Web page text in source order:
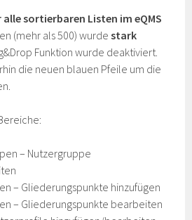
sortierbaren Listen im eQMS
(mehr als 500) wurdestark
Funktion wurde deaktiviert.
die neuen blauen Pfeile um die
– Nutzergruppe
– Gliederungspunkte hinzufügen
– Gliederungspunkte bearbeiten